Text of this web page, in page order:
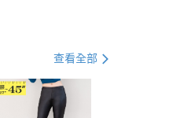
使用無須另外申請。
止日，確認付款後即
確認頁面所載為準。
方式。 讓您購物簡單
查看全部